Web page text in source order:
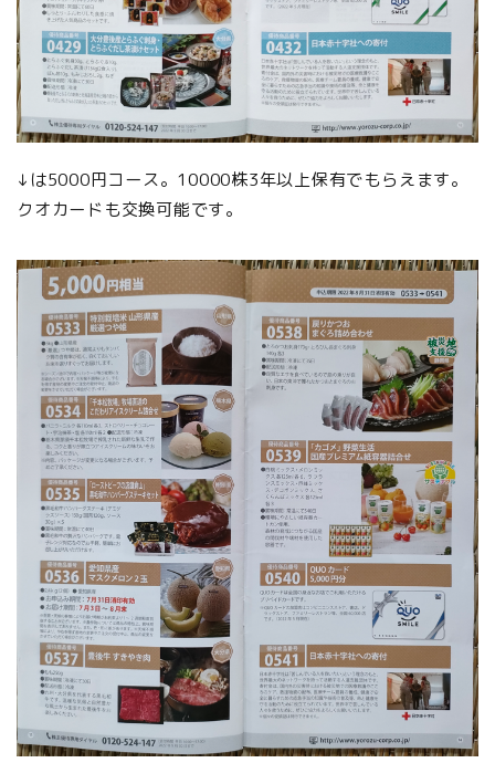
↓は5000円コース。10000株3年以上保有でもらえます。
クオカードも交換可能です。